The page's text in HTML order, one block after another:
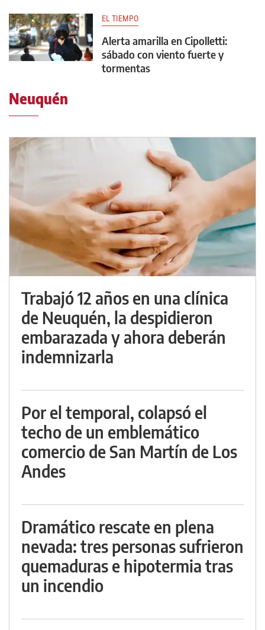
EL TIEMPO
Alerta amarilla en Cipolletti:
sábado con viento fuerte y
tormentas
Neuquén
Trabajó 12 años en una clínica
de Neuquén, la despidieron
embarazada y ahora deberán
indemnizarla
Por el temporal, colapsó el
techo de un emblemático
comercio de San Martín de Los
Andes
Dramático rescate en plena
nevada: tres personas sufrieron
quemaduras e hipotermia tras
un incendio